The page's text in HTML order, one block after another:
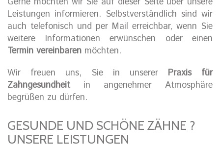
Leistungen informieren. Selbstverständlich sind wir
auch telefonisch und per Mail erreichbar, wenn Sie
weitere Informationen erwünschen oder einen
Termin vereinbaren möchten.
Wir freuen uns, Sie in unserer Praxis für
Zahngesundheitin angenehmer Atmosphäre
begrüßen zu dürfen.
GESUNDE UND SCHÖNE ZÄHNE ?
UNSERE LEISTUNGEN